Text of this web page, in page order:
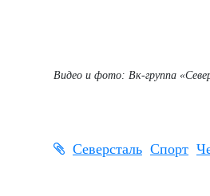
Видео и фото: Вк-группа
Северсталь Спорт